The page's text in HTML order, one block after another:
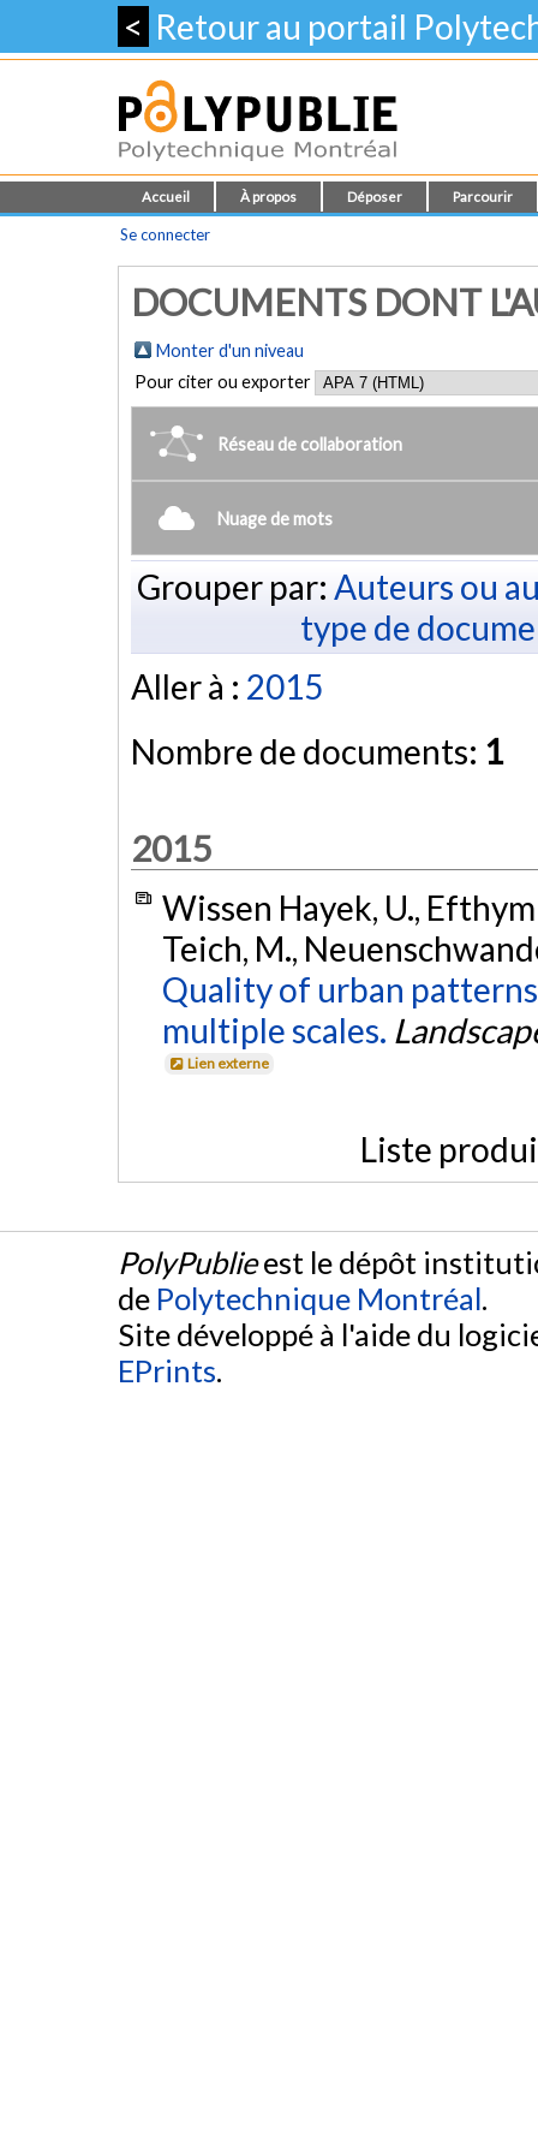
< Retour au portail
Accueil À propos Déposer Parcourir
Se connecter
DOCUMENTS DONT
Monter d'un niveau
Pour citer ou exporter
Réseau de collaboration
Nuage de mots
Grouper par: Auteurs ou
type de
Aller à : 2015
Nombre de documents: 1
2015
Wissen Hayek, U.,
Teich, M.,
Quality of urban
multiple scales.
Lien externe
Liste
PolyPublieest le dépôt
de Polytechnique Montréal.
Site développé à l'aide du
EPrints.